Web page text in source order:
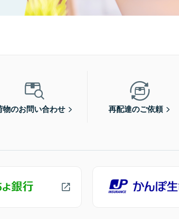
物のお問い合わせ 再配達のご依頼